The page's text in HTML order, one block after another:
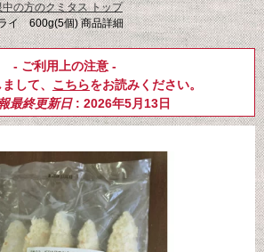
の方のクミタス トップ
イ 600g(5個) 商品詳細
- ご利用上の注意 -
して、 こちらをお読みください。
最終更新日: 2026年5月13日